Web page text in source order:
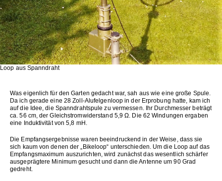
Loop aus Spanndraht
Was eigenlich für den Garten gedacht war, sah aus wie eine große Spule.
Da ich gerade eine 28 Zoll-Alufelgenloop in der Erprobung hatte, kam ich
auf die Idee, die Spanndrahtspule zu vermessen. Ihr Durchmesser beträgt
ca. 56 cm, der Gleichstromwiderstand 5,9 Ω. Die 62 Windungen ergaben
eine Induktivität von 5,8 mH.
Die Empfangsergebnisse waren beeindruckend in der Weise, dass sie
sich kaum von denen der „Bikeloop“ unterschieden. Um die Loop auf das
Empfangsmaximum auszurichten, wird zunächst das wesentlich schärfer
ausgeprägtere Minimum gesucht und dann die Antenne um 90 Grad
gedreht.